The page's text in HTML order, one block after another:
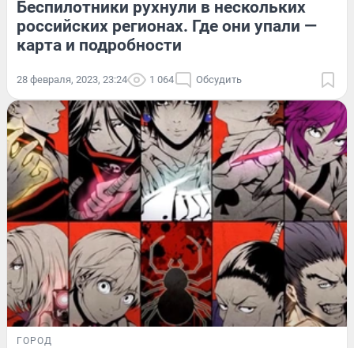
Беспилотники рухнули в нескольких
российских регионах. Где они упали —
карта и подробности
28 февраля, 2023, 23:24 1 064 Обсудить
ГОРОД